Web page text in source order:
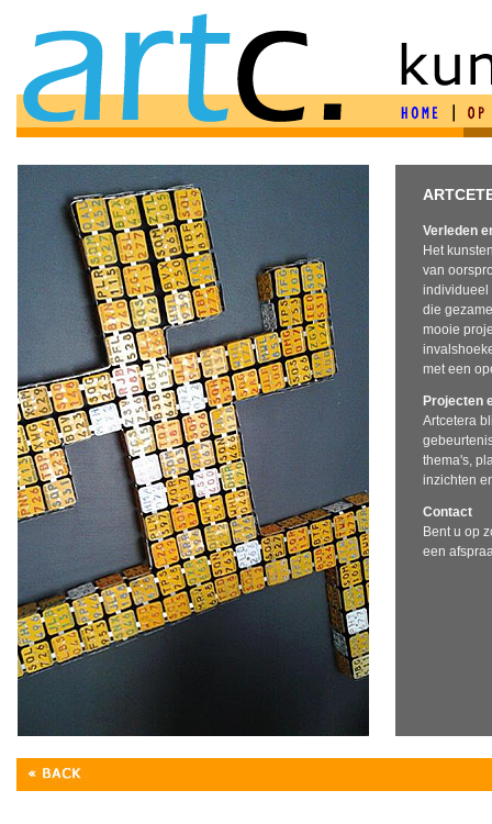
Verleden
Het
van
individueel
die
mooie
met een
Projecten
Artcetera
thema's,
inzichten
Contact
Bent u op
een